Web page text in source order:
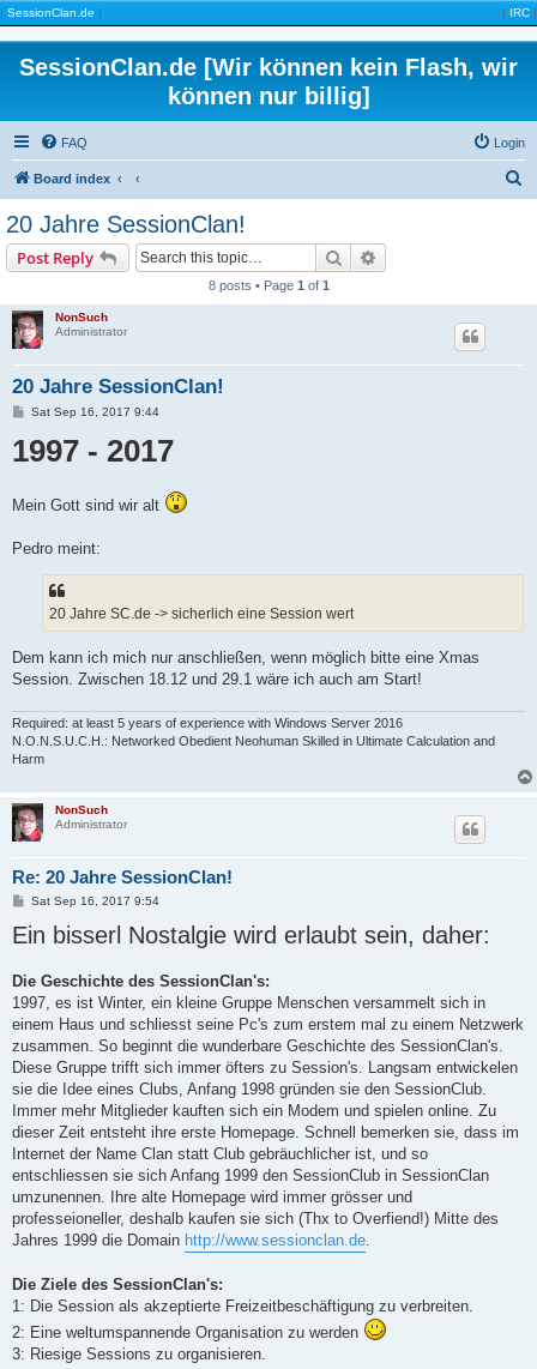
| SessionClan.de | | IRC |
SessionClan.de [Wir können kein Flash, wir
können nur billig]
FAQ Login
Board index
20 Jahre SessionClan!
Post Reply Search
8 posts • Page 1 of 1
NonSuch
Administrator
20 Jahre SessionClan!
P
s
Sat Sep 16, 2017 9:44
1997 - 2017
Mein Gott sind wir alt
Pedro meint:
20 Jahre SC.de -> sicherlich eine Session wert
Dem kann ich mich nur anschließen, wenn möglich bitte eine Xmas
Session. Zwischen 18.12 und 29.1 wäre ich auch am Start!
Required: at least 5 years of experience with Windows Server 2016
N.O.N.S.U.C.H.: Networked Obedient Neohuman Skilled in Ultimate Calculation and
Harm
NonSuch
Administrator
Re: 20 Jahre SessionClan!
P
s
t
Sat Sep 16, 2017 9:54
Ein bisserl Nostalgie wird erlaubt sein, daher:
Die Geschichte des SessionClan's:
1997, es ist Winter, ein kleine Gruppe Menschen versammelt sich in
einem Haus und schliesst seine Pc's zum erstem mal zu einem Netzwerk
zusammen. So beginnt die wunderbare Geschichte des SessionClan's.
Diese Gruppe trifft sich immer öfters zu Session's. Langsam entwickelen
sie die Idee eines Clubs, Anfang 1998 gründen sie den SessionClub.
Immer mehr Mitglieder kauften sich ein Modem und spielen online. Zu
dieser Zeit entsteht ihre erste Homepage. Schnell bemerken sie, dass im
Internet der Name Clan statt Club gebräuchlicher ist, und so
entschliessen sie sich Anfang 1999 den SessionClub in SessionClan
umzunennen. Ihre alte Homepage wird immer grösser und
professeioneller, deshalb kaufen sie sich (Thx to Overfiend!) Mitte des
Jahres 1999 die Domain http://www.sessionclan.de
Die Ziele des SessionClan's:
1: Die Session als akzeptierte Freizeitbeschäftigung zu verbreiten.
2: Eine weltumspannende Organisation zu werden
3: Riesige Sessions zu organisieren.